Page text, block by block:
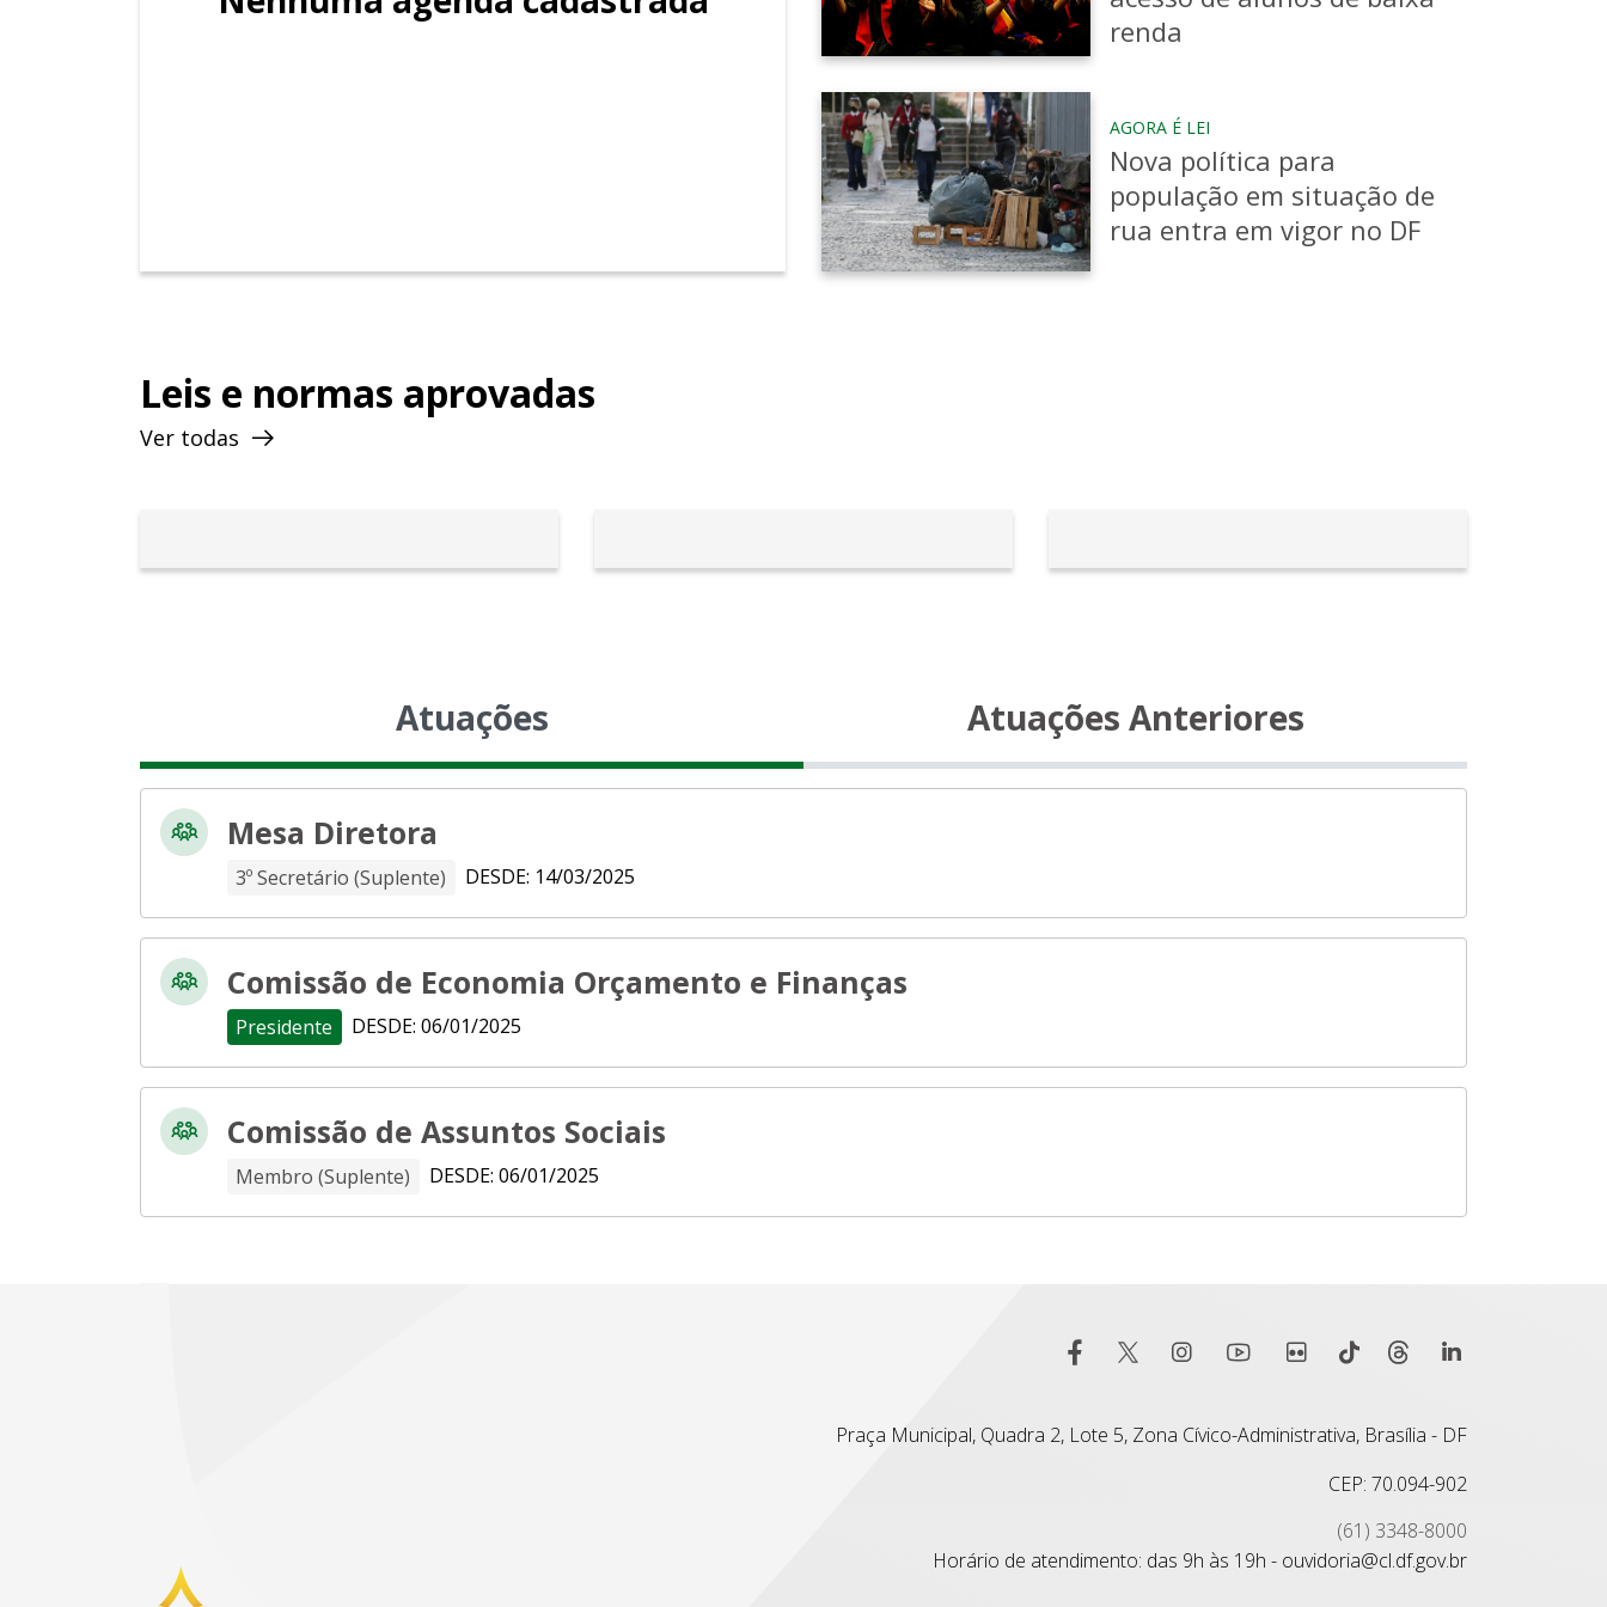
de cinco anos de mandato. Com mais de 2.000 proposições apresentadas e 53 leis sancionadas, ele consolida sua influência
positiva na sociedade brasiliense, destacando-se como um representante comprometido e eficaz.
renda
AGORA É LEI
Nova política para
população em situação de
rua entra em vigor no DF
Leis e normas aprovadas
Ver todas
Atuações Atuações Anteriores
Mesa Diretora
3º Secretário (Suplente) DESDE: 14/03/2025
Comissão de Economia Orçamento e Finanças
Presidente DESDE: 06/01/2025
Comissão de Assuntos Sociais
Membro (Suplente) DESDE: 06/01/2025
Praça Municipal, Quadra 2, Lote 5, Zona Cívico-Administrativa, Brasília - DF
CEP: 70.094-902
(61) 3348-8000
Horário de atendimento: das 9h às 19h - ouvidoria@cl.df.gov.br